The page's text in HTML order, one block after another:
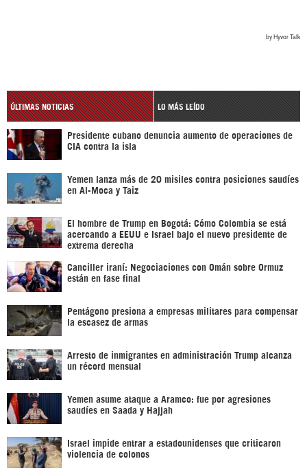
ÚLTIMAS NOTICIAS LO MÁS LEÍDO
Presidente cubano denuncia aumento de operaciones de
CIA contra la isla
Yemen lanza más de 20 misiles contra posiciones saudíes
en Al-Moca y Taiz
El hombre de Trump en Bogotá: Cómo Colombia se está
acercando a EEUU e Israel bajo el nuevo presidente de
extrema derecha
Canciller iraní: Negociaciones con Omán sobre Ormuz
están en fase final
Pentágono presiona a empresas militares para compensar
la escasez de armas
Arresto de inmigrantes en administración Trump alcanza
un récord mensual
Yemen asume ataque a Aramco: fue por agresiones
saudíes en Saada y Hajjah
Israel impide entrar a estadounidenses que criticaron
violencia de colonos